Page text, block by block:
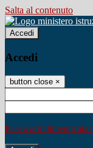
Salta al contenuto
Accedi
Accedi
button close ×
Password dimenticata?